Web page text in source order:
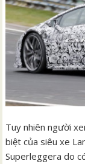
Tuy nhiên người
biệt của siêu xe
Superleggera do